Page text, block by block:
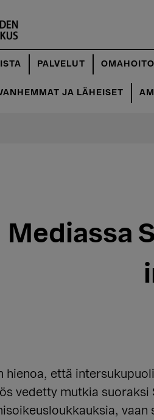
PALVELUT OMAHOITO
JA LÄHEISET
Mediassa
hienoa, että
vedetty mutkia
vaan